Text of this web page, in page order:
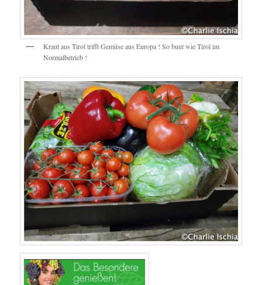
Kraut aus Tirol trifft Gemüse aus Europa ! So bunt wie Tirol im
Normalbetrieb !